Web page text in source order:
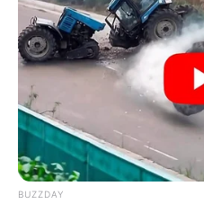
Veranstaltungstipps für
Feste und
inklusive
Silvesterund
Benachbarte Kreise und
BUZZDAY